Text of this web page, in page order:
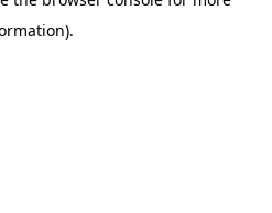
.